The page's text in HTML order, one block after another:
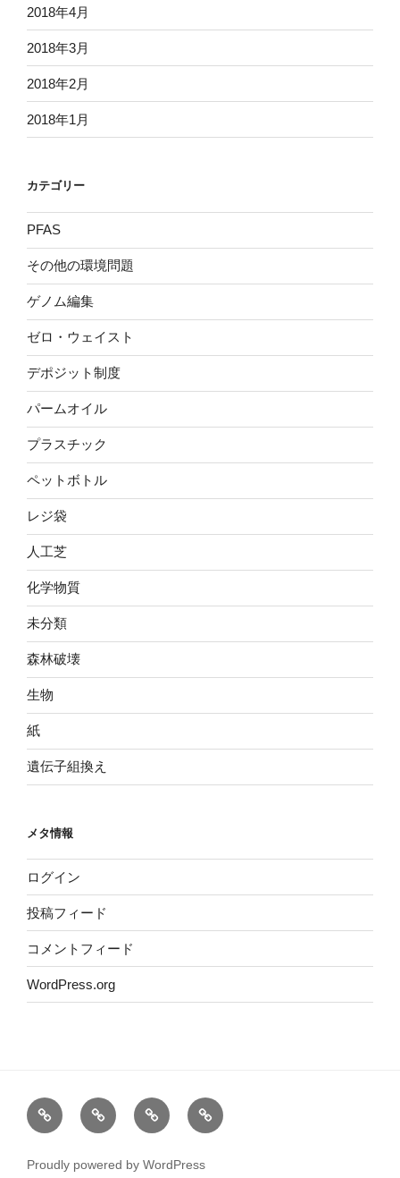
2018年4月
2018年3月
2018年2月
2018年1月
カテゴリー
PFAS
その他の環境問題
ゲノム編集
ゼロ・ウェイスト
デポジット制度
パームオイル
プラスチック
ペットボトル
レジ袋
人工芝
化学物質
未分類
森林破壊
生物
紙
遺伝子組換え
メタ情報
ログイン
投稿フィード
コメントフィード
WordPress.org
ホ
ー
運
営
サ
イ
プ
ラ
Proudly powered by WordPress